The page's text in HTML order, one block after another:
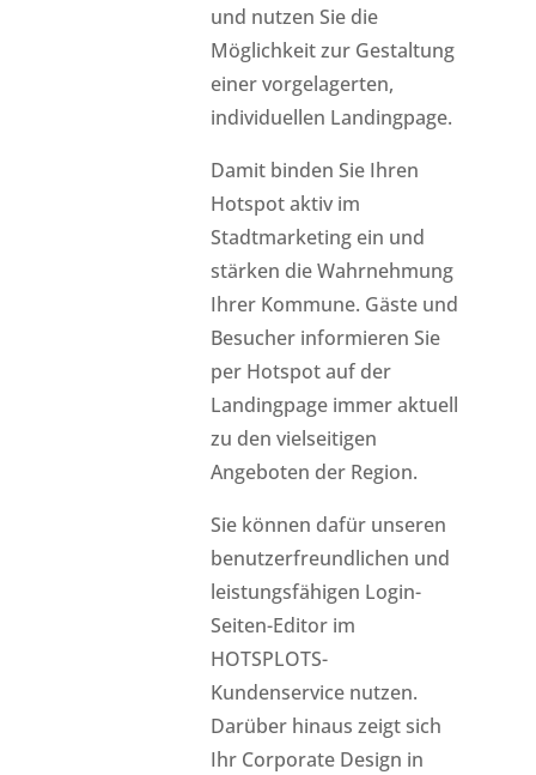
und nutzen Sie die
Möglichkeit zur Gestaltung
einer vorgelagerten,
individuellen Landingpage.
Damit binden Sie Ihren
Hotspot aktiv im
Stadtmarketing ein und
stärken die Wahrnehmung
Ihrer Kommune. Gäste und
Besucher informieren Sie
per Hotspot auf der
Landingpage immer aktuell
zu den vielseitigen
Angeboten der Region.
Sie können dafür unseren
benutzerfreundlichen und
leistungsfähigen Login-
Seiten-Editor im
HOTSPLOTS-
Kundenservice nutzen.
Darüber hinaus zeigt sich
Ihr Corporate Design in